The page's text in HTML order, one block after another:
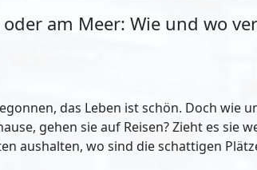
am Meer: Wie und wo
das Leben ist schön. Doch wie
gehen sie auf Reisen? Zieht es sie
aushalten, wo sind die schattigen